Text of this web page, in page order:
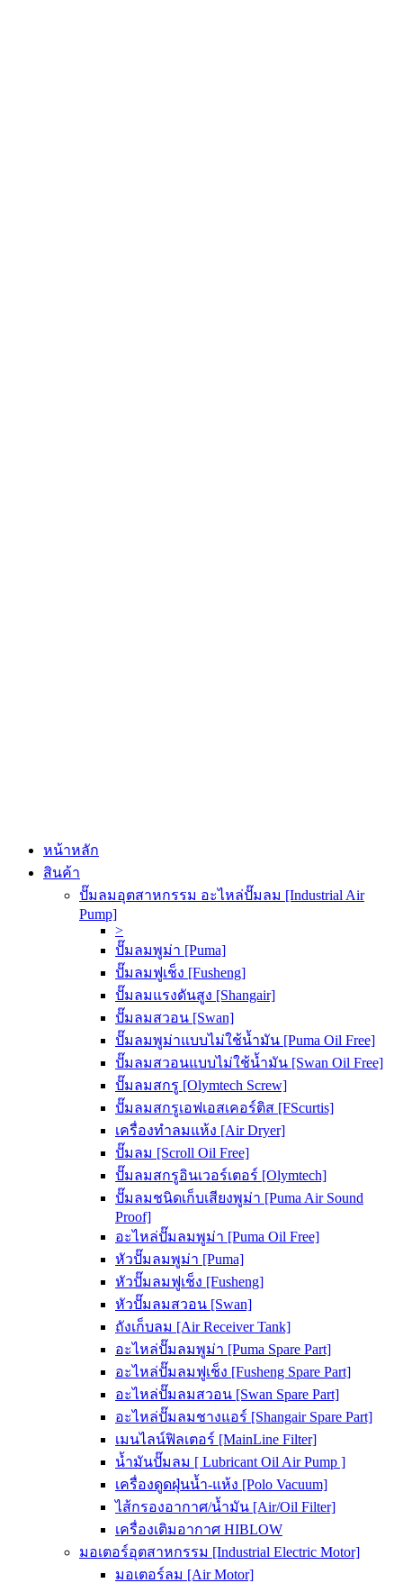
หน้าหลัก
สินค้า
ปั๊มลมอุตสาหกรรม อะไหล่ปั๊มลม [Industrial Air
Pump]
>
ปั๊มลมพูม่า [Puma]
ปั๊มลมฟูเช็ง [Fusheng]
ปั๊มลมแรงดันสูง [Shangair]
ปั๊มลมสวอน [Swan]
ปั๊มลมพูม่าแบบไม่ใช้น้ำมัน [Puma Oil Free]
ปั๊มลมสวอนแบบไม่ใช้น้ำมัน [Swan Oil Free]
ปั๊มลมสกรู [Olymtech Screw]
ปั๊มลมสกรูเอฟเอสเคอร์ติส [FScurtis]
เครื่องทำลมแห้ง [Air Dryer]
ปั๊มลม [Scroll Oil Free]
ปั๊มลมสกรูอินเวอร์เตอร์ [Olymtech]
ปั๊มลมชนิดเก็บเสียงพูม่า [Puma Air Sound
Proof]
อะไหล่ปั๊มลมพูม่า [Puma Oil Free]
หัวปั๊มลมพูม่า [Puma]
หัวปั๊มลมฟูเช็ง [Fusheng]
หัวปั๊มลมสวอน [Swan]
ถังเก็บลม [Air Receiver Tank]
อะไหล่ปั๊มลมพูม่า [Puma Spare Part]
อะไหล่ปั๊มลมฟูเช็ง [Fusheng Spare Part]
อะไหล่ปั๊มลมสวอน [Swan Spare Part]
อะไหล่ปั๊มลมชางแอร์ [Shangair Spare Part]
เมนไลน์ฟิลเตอร์ [MainLine Filter]
น้ำมันปั๊มลม [ Lubricant Oil Air Pump ]
เครื่องดูดฝุ่นน้ำ-แห้ง [Polo Vacuum]
ไส้กรองอากาศ/น้ำมัน [Air/Oil Filter]
เครื่องเติมอากาศ HIBLOW
มอเตอร์อุตสาหกรรม [Industrial Electric Motor]
มอเตอร์ลม [Air Motor]